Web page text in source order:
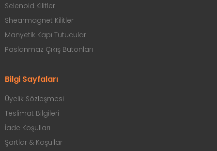
Selenoid Kilitler
Shearmagnet Kilitler
Manyetik Kapı Tutucular
Paslanmaz Çıkış Butonları
Bilgi Sayfaları
Üyelik Sözleşmesi
Teslimat Bilgileri
İade Koşulları
Şartlar & Koşullar